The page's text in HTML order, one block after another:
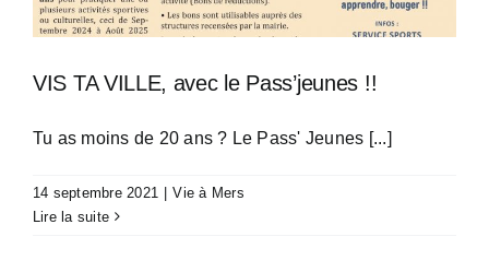
VIS TA VILLE, avec le Pass’jeunes !!
Tu as moins de 20 ans ? Le Pass' Jeunes [...]
14 septembre 2021 | Vie à Mers
Lire la suite